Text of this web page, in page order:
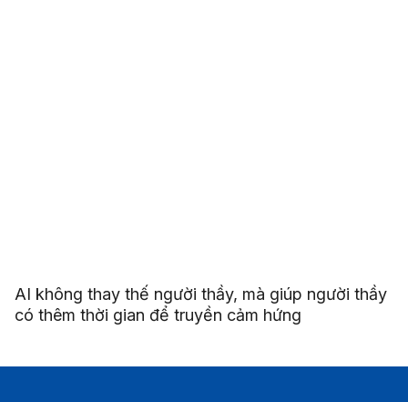
AI không thay thế người thầy, mà giúp người thầy
có thêm thời gian để truyền cảm hứng